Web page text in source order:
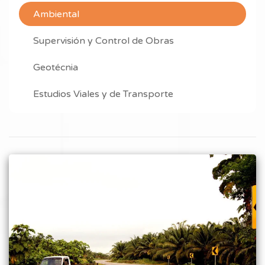
Ambiental
Supervisión y Control de Obras
Geotécnia
Estudios Viales y de Transporte